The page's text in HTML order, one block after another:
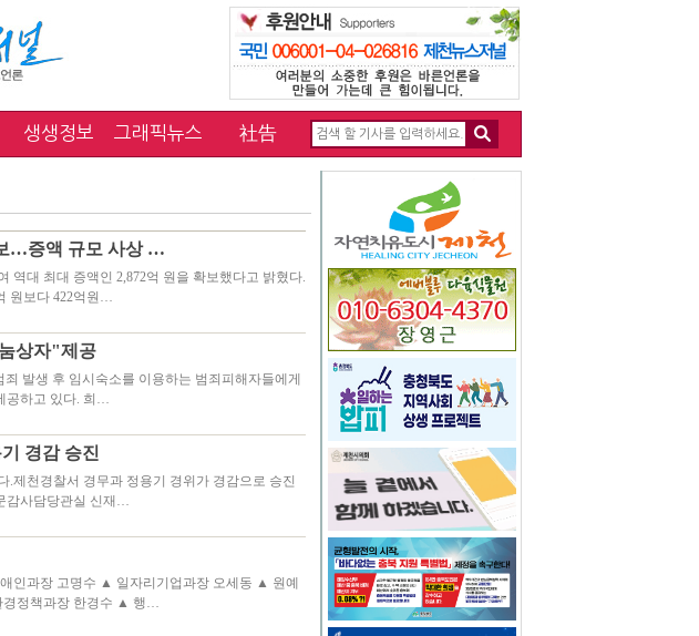
생생정보 그래픽뉴스 社告
…증액 규모 사상 …
역대 최대 증액인 2,872억 원을 확보했다고 밝혔다.
원보다 422억원…
상자"제공
발생 후 임시숙소를 이용하는 범죄피해자들에게
공하고 있다. 희…
경감 승진
.제천경찰서 경무과 정용기 경위가 경감으로 승진
감사담당관실 신재…
과장 고명수 ▲ 일자리기업과장 오세동 ▲ 원예
경정책과장 한경수 ▲ 행…